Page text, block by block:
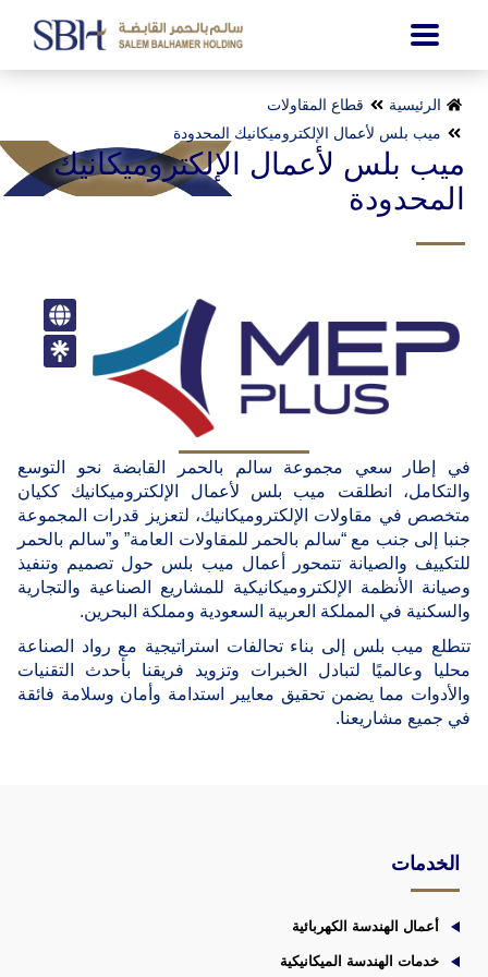
الرئيسية
قطاع المقاولات
ميب بلس لأعمال الإلكتروميكانيك المحدودة
ميب بلس لأعمال الإلكتروميكانيك
المحدودة
في إطار سعي مجموعة سالم بالحمر القابضة نحو التوسع
والتكامل، انطلقت ميب بلس لأعمال الإلكتروميكانيك ككيان
متخصص في مقاولات الإلكتروميكانيك، لتعزيز قدرات المجموعة
جنبا إلى جنب مع “سالم بالحمر للمقاولات العامة” و”سالم بالحمر
للتكييف والصيانة تتمحور أعمال ميب بلس حول تصميم وتنفيذ
وصيانة الأنظمة الإلكتروميكانيكية للمشاريع الصناعية والتجارية
والسكنية في المملكة العربية السعودية ومملكة البحرين.
تتطلع ميب بلس إلى بناء تحالفات استراتيجية مع رواد الصناعة
محليا وعالميًا لتبادل الخبرات وتزويد فريقنا بأحدث التقنيات
والأدوات مما يضمن تحقيق معايير استدامة وأمان وسلامة فائقة
في جميع مشاريعنا.
الخدمات
أعمال الهندسة الكهربائية
خدمات الهندسة الميكانيكية